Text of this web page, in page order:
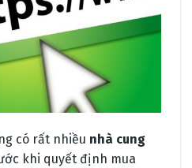
có rất nhiều nhà cung
khi quyết định mua